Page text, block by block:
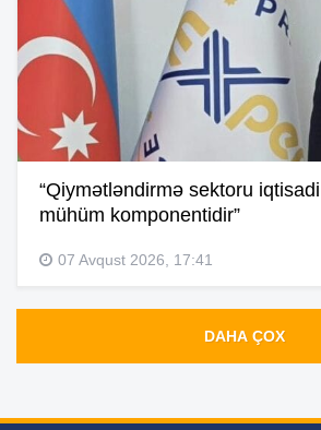
“Qiymətləndirmə sektoru
mühüm komponentidir”
07 Avqust 2026, 17:41
DAHA ÇOX